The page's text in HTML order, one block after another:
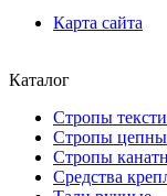
Карта сайта
Каталог
Стропы
Стропы
Стропы
Средства